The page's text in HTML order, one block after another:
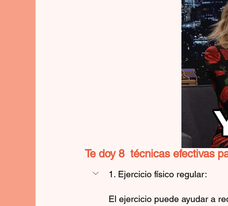
Te doy 8  técnicas efectivas
1. Ejercicio físico regular:
El ejercicio puede ayudar a